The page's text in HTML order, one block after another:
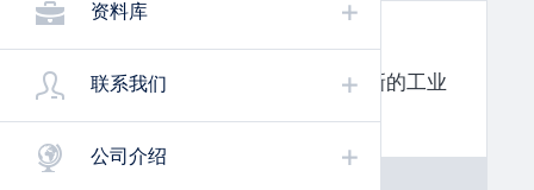
中国从 "世界代工厂 "走向高度创新的工业
资料库
联系我们
公司介绍